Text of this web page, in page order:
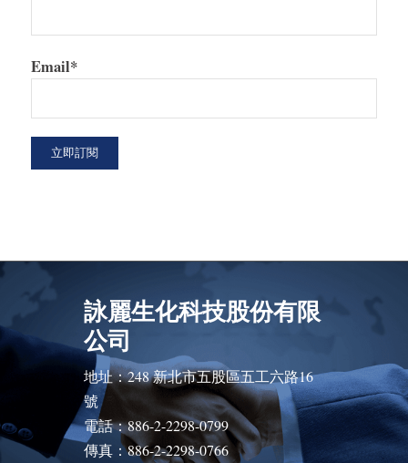
Email*
詠麗生化科技股份有限
公司
地址：248 新北市五股區五工六路16
號
電話：886-2-2298-0799
傳真：886-2-2298-0766